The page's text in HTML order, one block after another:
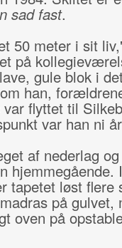
sad fast.
50 meter i sit
på
gule blok i
han,
flyttet til
var han ni
af nederlag
hjemmegående.
tapetet løst flere
på gulvet,
oven på